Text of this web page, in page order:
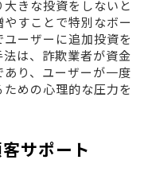
きな投資をしないと
すことで特別なボー
ーザーに追加投資を
は、詐欺業者が資金
り、ユーザーが一度
めの心理的な圧力を
サポート